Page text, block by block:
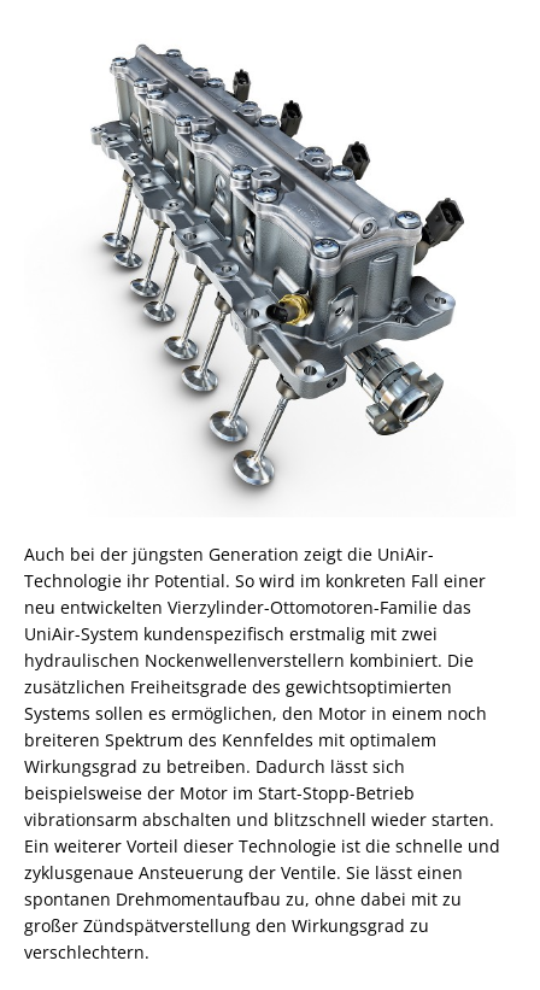
Auch bei der jüngsten Generation zeigt die UniAir-
Technologie ihr Potential. So wird im konkreten Fall einer
neu entwickelten Vierzylinder-Ottomotoren-Familie das
UniAir-System kundenspezifisch erstmalig mit zwei
hydraulischen Nockenwellenverstellern kombiniert. Die
zusätzlichen Freiheitsgrade des gewichtsoptimierten
Systems sollen es ermöglichen, den Motor in einem noch
breiteren Spektrum des Kennfeldes mit optimalem
Wirkungsgrad zu betreiben. Dadurch lässt sich
beispielsweise der Motor im Start-Stopp-Betrieb
vibrationsarm abschalten und blitzschnell wieder starten.
Ein weiterer Vorteil dieser Technologie ist die schnelle und
zyklusgenaue Ansteuerung der Ventile. Sie lässt einen
spontanen Drehmomentaufbau zu, ohne dabei mit zu
großer Zündspätverstellung den Wirkungsgrad zu
verschlechtern.